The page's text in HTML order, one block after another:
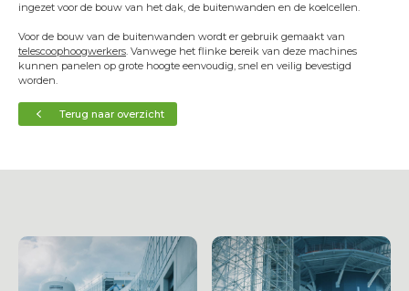
Short Lease
Contact
ingezet voor de bouw van het dak, de buitenwanden en de koelcellen.
Voor de bouw van de buitenwanden wordt er gebruik gemaakt van
telescoophoogwerkers. Vanwege het flinke bereik van deze machines
kunnen panelen op grote hoogte eenvoudig, snel en veilig bevestigd
worden.
Terug naar overzicht